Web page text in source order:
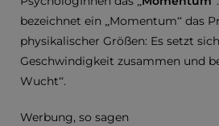
bezeichnet ein „Momentum“ das
physikalischer Größen: Es setzt
Geschwindigkeit zusammen und
Wucht“.
Werbung, so sagen